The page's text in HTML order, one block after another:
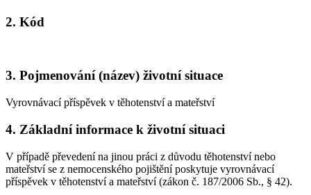
2. Kód
3. Pojmenování (název) životní situace
Vyrovnávací příspěvek v těhotenství a mateřství
4. Základní informace k životní situaci
V případě převedení na jinou práci z důvodu těhotenství nebo
mateřství se z nemocenského pojištění poskytuje vyrovnávací
příspěvek v těhotenství a mateřství (zákon č. 187/2006 Sb., § 42).